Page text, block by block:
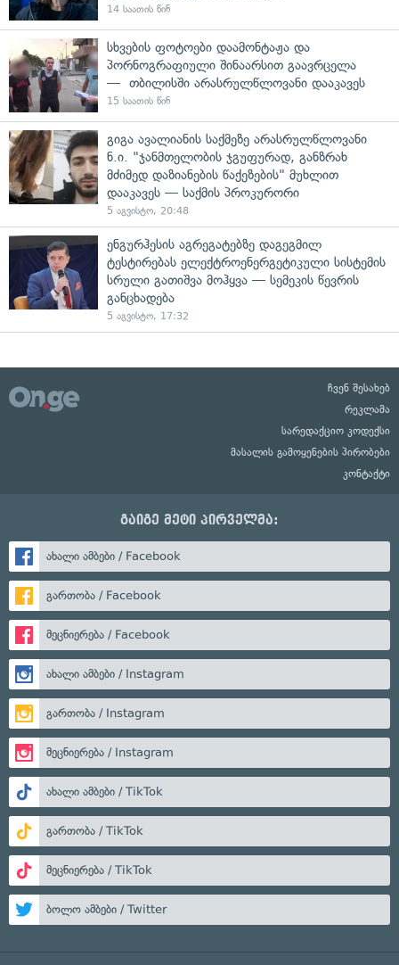
14 საათის წინ
სხვების ფოტოები დაამონტაჟა და
პორნოგრაფიული შინაარსით გაავრცელა
— თბილისში არასრულწლოვანი დააკავეს
15 საათის წინ
გიგა ავალიანის საქმეზე არასრულწლოვანი
ნ.ი. "ჯანმთელობის ჯგუფურად, განზრახ
მძიმედ დაზიანების წაქეზების" მუხლით
დააკავეს — საქმის პროკურორი
5 აგვისტო, 20:48
ენგურჰესის აგრეგატებზე დაგეგმილ
ტესტირებას ელექტროენერგეტიკული სისტემის
სრული გათიშვა მოჰყვა — სემეკის წევრის
განცხადება
5 აგვისტო, 17:32
ჩვენ შესახებ
რეკლამა
სარედაქციო კოდექსი
მასალის გამოყენების პირობები
კონტაქტი
გაიგე მეტი პირველმა:
ახალი ამბები / Facebook
გართობა / Facebook
მეცნიერება / Facebook
ახალი ამბები / Instagram
გართობა / Instagram
მეცნიერება / Instagram
ახალი ამბები / TikTok
გართობა / TikTok
მეცნიერება / TikTok
ბოლო ამბები / Twitter